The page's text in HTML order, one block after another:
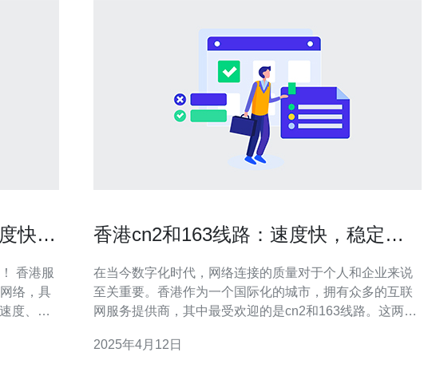
快，
络，具
度、稳
惠活动
香港cn2和163线路：速度快，稳定可
在当今数字化时代，网络连接的质量对于个人和企业来说
至关重要。香港作为一个国际化的城市，拥有众多的互联
网服务提供商，其中最受欢迎的是cn2和163线路。这两个
是由中国电信推出的一种高速网络连接服务。该线路的特
2025年4月12日